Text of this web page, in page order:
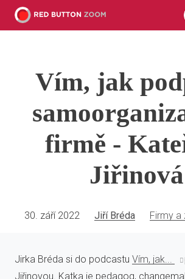
Vím, jak
firmě -
Jiřinová
30. září 2022 Jiří Bréda Firmy a
Jirka Bréda si do podcastu Vím, jak...
Jiřinovou. Katka je pedagog,